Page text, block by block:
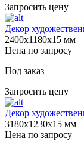
Запросить цену
Декор
2400х1180х15 мм
Цена по запросу
Под заказ
Запросить цену
Декор
3180х1230х15 мм
Цена по запросу